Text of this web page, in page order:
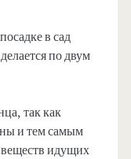
в сад
по двум
так как
и тем самым
идущих